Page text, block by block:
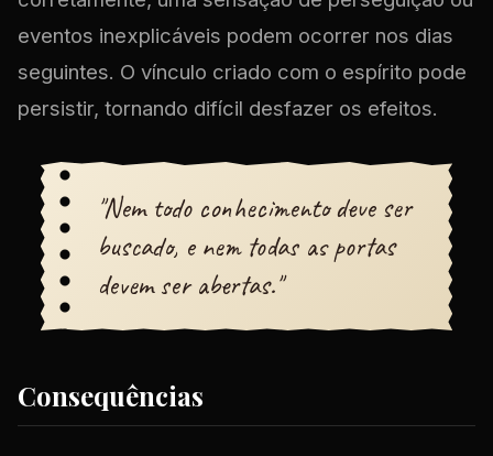
eventos inexplicáveis podem ocorrer nos dias
seguintes. O vínculo criado com o espírito pode
persistir, tornando difícil desfazer os efeitos.
"Nem todo conhecimento deve ser
buscado, e nem todas as portas
devem ser abertas."
Consequências